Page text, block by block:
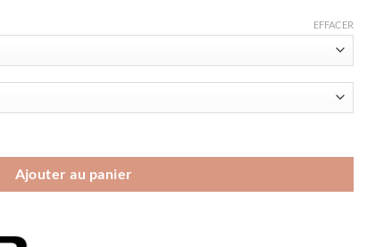
EFFACER
Ajouter au panier